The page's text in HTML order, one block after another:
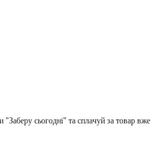
"Заберу сьогодні" та сплачуй за товар вже